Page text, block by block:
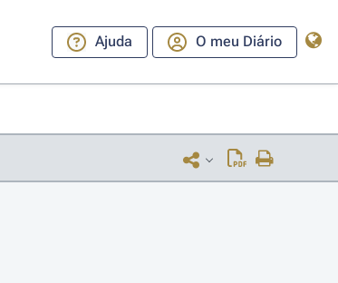
Ajuda O meu Diário